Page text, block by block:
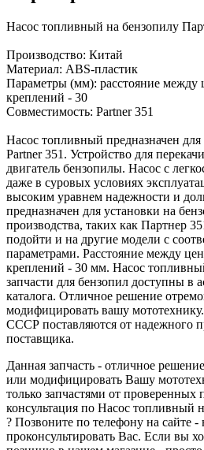
Насос топливный на бензопилу
Производство: Китай
Материал: ABS-пластик
Параметры (мм): расстояние между
креплений - 30
Совместимость: Partner 351
Насос топливный предназначен
Partner 351. Устройство для
двигатель бензопилы. Насос с
даже в суровых условиях
высоким уравнем надежности и
предназначен для установки на
производства, таких как Партнер
подойти и на другие модели с
параметрами. Расстояние между
креплений - 30 мм. Насос
запчасти для бензопил доступны в
каталога. Отличное решение
модифицировать вашу
СССР поставляются от надежного
поставщика.
Данная запчасть - отличное
или модифицировать Вашу
только запчастями от
консультация по Насос топливный
? Позвоните по телефону на сайте
проконсультировать Вас. Если вы